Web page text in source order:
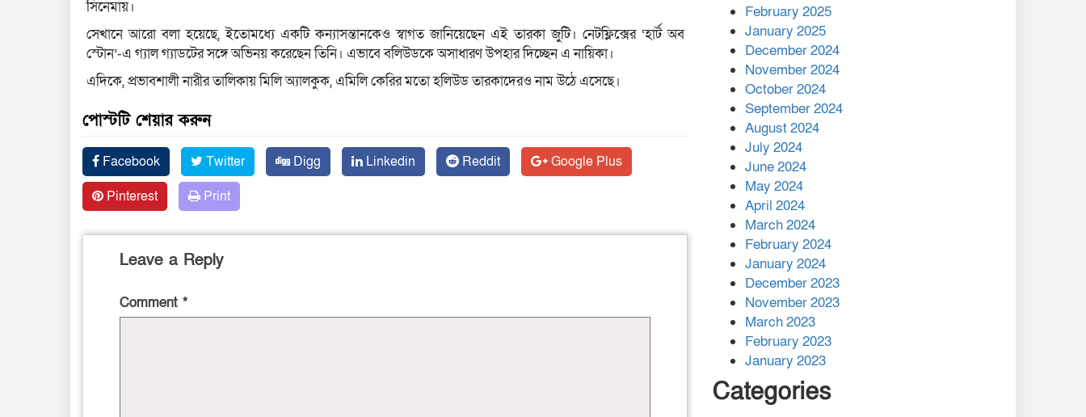
সিনেমায়।
সেখানে আরো বলা হয়েছে, ইতোমধ্যে একটি কন্যাসন্তানকেও স্বাগত জানিয়েছেন এই তারকা জুটি। নেটফ্লিক্সের ‘হার্ট অব
স্টোন’-এ গ্যাল গ্যাডটের সঙ্গে অভিনয় করেছেন তিনি। এভাবে বলিউডকে অসাধারণ উপহার দিচ্ছেন এ নায়িকা।
এদিকে, প্রভাবশালী নারীর তালিকায় মিলি অ্যালকুক, এমিলি কেরির মতো হলিউড তারকাদেরও নাম উঠে এসেছে।
পোস্টটি শেয়ার করুন
Facebook Twitter Digg Linkedin Reddit
Google Plus
Pinterest
Print
Leave a Reply
Comment *
এক বিলিয়ন ডলার বিনিয়োগ
হবে আনোয়ারায়
বান্দরবানে বন্যায় ক্ষতিগ্রস্তদের
মাঝে সহায়তা দিলেন সাচিং প্রু
জেরী
February 2025
January 2025
December 2024
November 2024
October 2024
September 2024
August 2024
July 2024
June 2024
May 2024
April 2024
March 2024
February 2024
January 2024
December 2023
November 2023
March 2023
February 2023
January 2023
Categories